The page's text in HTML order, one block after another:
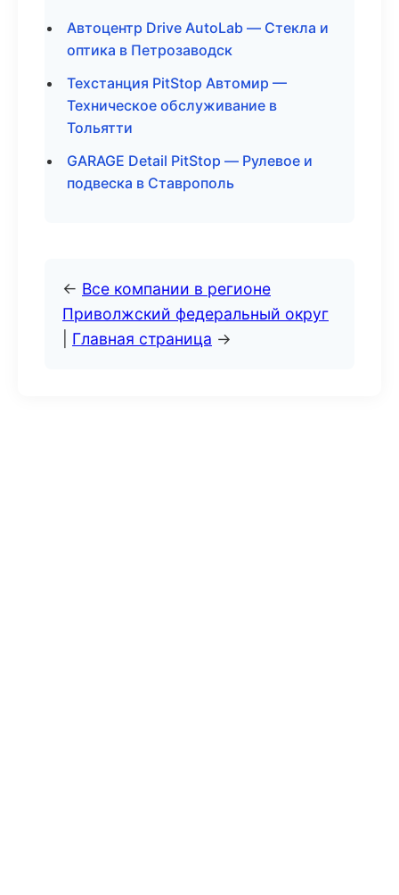
Автоцентр Drive AutoLab — Стекла и
оптика в Петрозаводск
Техстанция PitStop Автомир —
Техническое обслуживание в
Тольятти
GARAGE Detail PitStop — Рулевое и
подвеска в Ставрополь
← Все компании в регионе
Приволжский федеральный округ
Главная страница →